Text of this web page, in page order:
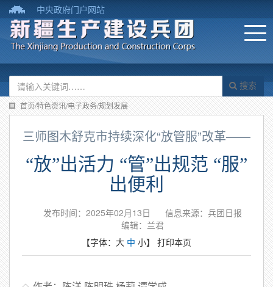
中央政府门户网站
搜索
首页/特色资讯/电子政务/规划发展
三师图木舒克市持续深化“放管服”改革——
“放”出活力 “管”出规范 “服”
出便利
发布时间：2025年02月13日
信息来源：兵团日报
编辑：兰君
【字体： 大 中 小】 打印本页